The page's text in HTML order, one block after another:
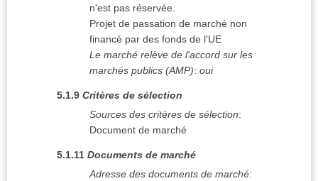
n'est pas réservée.
Projet de passation de marché non
financé par des fonds de l'UE
Le marché relève de l'accord sur les
marchés publics (AMP): oui
5.1.9 Critères de sélection
Sources des critères de sélection:
Document de marché
5.1.11 Documents de marché
Adresse des documents de marché: